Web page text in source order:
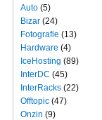
Auto (5)
Bizar (24)
Fotografie (13)
Hardware (4)
IceHosting (89)
InterDC (45)
InterRacks (22)
Offtopic (47)
Onzin (9)